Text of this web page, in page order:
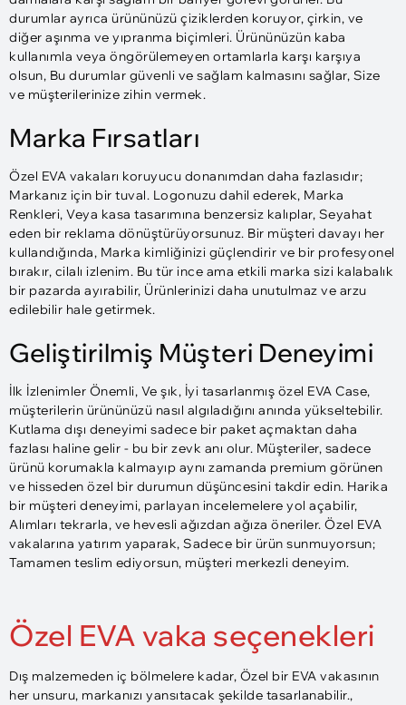
durumlar ayrıca ürününüzü çiziklerden koruyor, çirkin, ve
diğer aşınma ve yıpranma biçimleri. Ürününüzün kaba
kullanımla veya öngörülemeyen ortamlarla karşı karşıya
olsun, Bu durumlar güvenli ve sağlam kalmasını sağlar, Size
ve müşterilerinize zihin vermek.
Marka Fırsatları
Özel EVA vakaları koruyucu donanımdan daha fazlasıdır;
Markanız için bir tuval. Logonuzu dahil ederek, Marka
Renkleri, Veya kasa tasarımına benzersiz kalıplar, Seyahat
eden bir reklama dönüştürüyorsunuz. Bir müşteri davayı her
kullandığında, Marka kimliğinizi güçlendirir ve bir profesyonel
bırakır, cilalı izlenim. Bu tür ince ama etkili marka sizi kalabalık
bir pazarda ayırabilir, Ürünlerinizi daha unutulmaz ve arzu
edilebilir hale getirmek.
Geliştirilmiş Müşteri Deneyimi
İlk İzlenimler Önemli, Ve şık, İyi tasarlanmış özel EVA Case,
müşterilerin ürününüzü nasıl algıladığını anında yükseltebilir.
Kutlama dışı deneyimi sadece bir paket açmaktan daha
fazlası haline gelir - bu bir zevk anı olur. Müşteriler, sadece
ürünü korumakla kalmayıp aynı zamanda premium görünen
ve hisseden özel bir durumun düşüncesini takdir edin. Harika
bir müşteri deneyimi, parlayan incelemelere yol açabilir,
Alımları tekrarla, ve hevesli ağızdan ağıza öneriler. Özel EVA
vakalarına yatırım yaparak, Sadece bir ürün sunmuyorsun;
Tamamen teslim ediyorsun, müşteri merkezli deneyim.
Özel EVA vaka seçenekleri
Dış malzemeden iç bölmelere kadar, Özel bir EVA vakasının
her unsuru, markanızı yansıtacak şekilde tasarlanabilir.,